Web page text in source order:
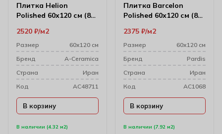
Плитка Helion
Polished 60х120 см (8
В наличии (4.32 м2)
2520 ₽ м2
Размер
60х120 см
Бренд
A-Ceramica
Cтрана
Иран
Код
AC48711
В корзину
Плитка Barcelon
Polished 60х120 см (8
В наличии (7.92 м2)
2375 ₽ м2
Размер
60х120 см
Бренд
Pardis
Cтрана
Иран
Код
AC1068
В корзину